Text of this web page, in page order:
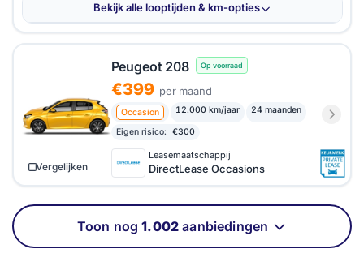
Bekijk alle looptijden & km-opties
Peugeot 208 Op voorraad
€399 per maand
Occasion 12.000 km/jaar 24 maanden
Eigen risico: €300
Leasemaatschappij
DirectLease Occasions
Vergelijken
Toon nog1.002 aanbiedingen